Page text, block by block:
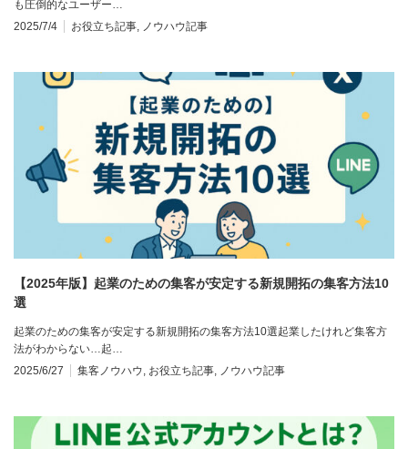
も圧倒的なユーザー…
2025/7/4
お役立ち記事 ノウハウ記事
【2025年版】起業のための集客が安定する新規開拓の集客方法10
選
起業のための集客が安定する新規開拓の集客方法10選起業したけれど集客方
法がわからない…起…
2025/6/27
集客ノウハウ, お役立ち記事, ノウハウ記事